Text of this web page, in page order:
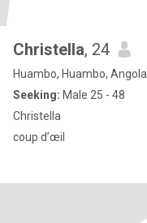
Christella, 24
Huambo, Huambo, Angola
Seeking: Male 25 - 48
Christella
coup d’œil